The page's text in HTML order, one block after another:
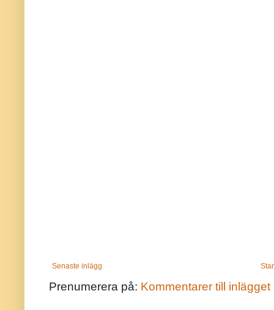
Senaste inlägg
Prenumerera på: Kommentarer till inlägget